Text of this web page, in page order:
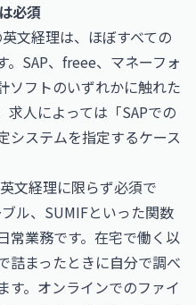
必須
文経理は、ほぼすべての
SAP、freee、マネーフォ
ソフトのいずれかに触れた
人によっては「SAPでの
システムを指定するケース
文経理に限らず必須で
ル、SUMIFといった関数
常業務です。在宅で働く以
詰まったときに自分で調べ
す。オンラインでのファイ